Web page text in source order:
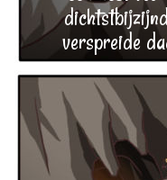
verspreide